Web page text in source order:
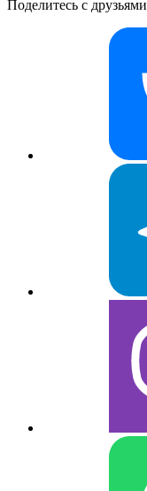
Поделитесь с друзьями